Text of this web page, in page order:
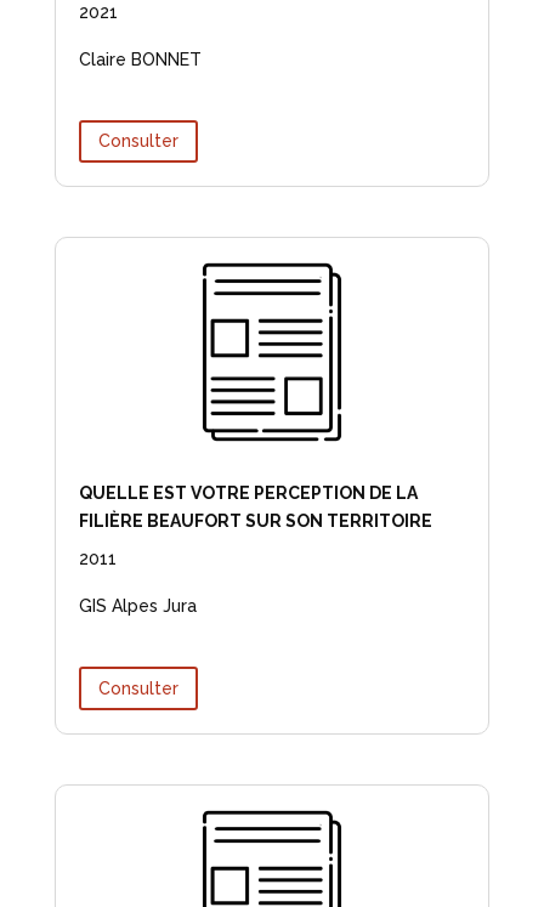
2021
Claire BONNET
Consulter
QUELLE EST VOTRE PERCEPTION DE LA
FILIÈRE BEAUFORT SUR SON TERRITOIRE
2011
GIS Alpes Jura
Consulter